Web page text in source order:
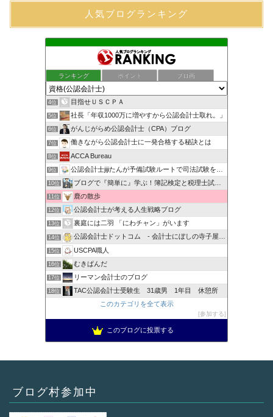
人気ブログランキング
ランキング ポイント ブロ画
4位 目指せＵＳＣＰＡ
5位 社長「年収1000万に増やすから公認会計士取れ。」
6位 がんじがらめ公認会計士（CPA）ブログ
7位 働きながら公認会計士に一発合格する秘訣とは
8位 ACCA Bureau
9位 公認会計士jijiたんが予備試験ルートで司法試験を目指すブ…
10位 ブログで『簡単に』学ぶ！簿記検定と税理士試験＆公認会計士試験
11位 鹿の散歩
12位 公認会計士が考える人生戦略ブログ
13位 裏庭には二羽 「にわチャン」がいます
14位 公認会計士ドットコム - 会計士にぼしの寺子屋ブログ -
15位 USCPA職人
16位 むきぱんだ
17位 リーマン会計士のブログ
18位
TAC公認会計士受験生 31歳男 1年目 休憩所
このカテゴリを全て表示
参加する
このブログに投票する
ブログ村参加中